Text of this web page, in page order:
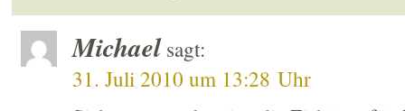
Michael sagt:
31. Juli 2010 um 13:28 Uhr